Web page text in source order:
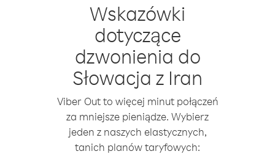
Wskazówki
dotyczące
dzwonienia do
Słowacja z Iran
Viber Out to więcej minut połączeń
za mniejsze pieniądze. Wybierz
jeden z naszych elastycznych,
tanich planów taryfowych: